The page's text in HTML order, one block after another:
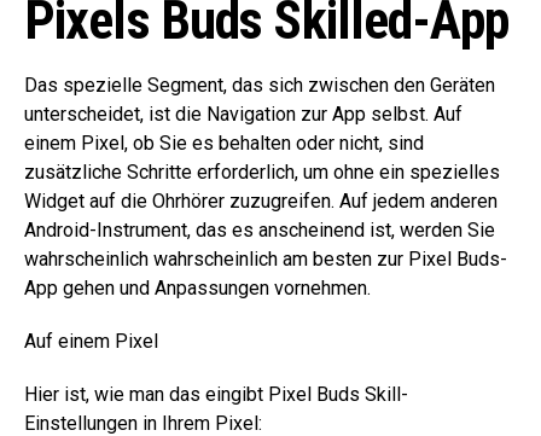
Pixels Buds Skilled-App
Das spezielle Segment, das sich zwischen den Geräten
unterscheidet, ist die Navigation zur App selbst. Auf
einem Pixel, ob Sie es behalten oder nicht, sind
zusätzliche Schritte erforderlich, um ohne ein spezielles
Widget auf die Ohrhörer zuzugreifen. Auf jedem anderen
Android-Instrument, das es anscheinend ist, werden Sie
wahrscheinlich wahrscheinlich am besten zur Pixel Buds-
App gehen und Anpassungen vornehmen.
Auf einem Pixel
Hier ist, wie man das eingibt Pixel Buds Skill-
Einstellungen in Ihrem Pixel: